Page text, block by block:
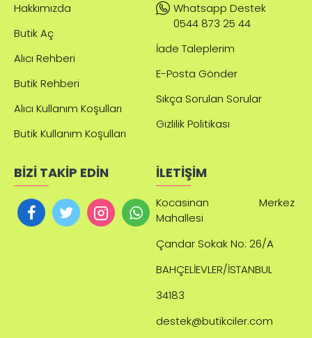
Hakkımızda
Butik Aç
Alıcı Rehberi
Butik Rehberi
Alıcı Kullanım Koşulları
Butik Kullanım Koşulları
Whatsapp Destek
0544 873 25 44
İade Taleplerim
E-Posta Gönder
Sıkça Sorulan Sorular
Gizlilik Politikası
BİZİ TAKİP EDİN İLETİŞİM
Kocasinan Merkez
Mahallesi
Çandar Sokak No: 26/A
BAHÇELİEVLER/İSTANBUL
34183
destek@butikciler.com